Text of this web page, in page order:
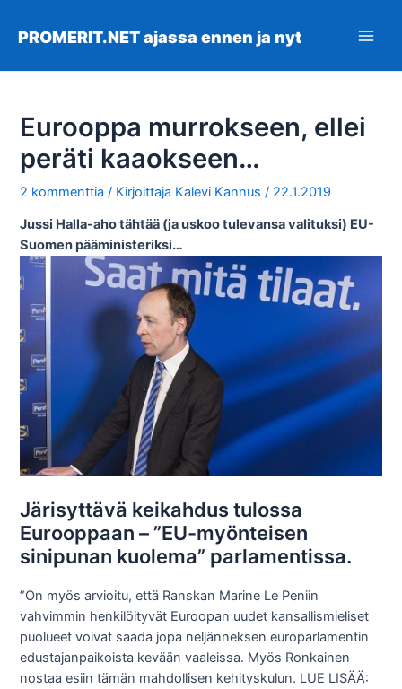
sisältöön
PROMERIT.NET ajassa ennen ja nyt
Eurooppa murrokseen, ellei
peräti kaaokseen…
2 kommenttia / Kirjoittaja Kalevi Kannus/ 22.1.2019
Jussi Halla-aho tähtää (ja uskoo tulevansa valituksi) EU-
Suomen pääministeriksi…
Järisyttävä keikahdus tulossa
Eurooppaan – ”EU-myönteisen
sinipunan kuolema” parlamentissa.
”On myös arvioitu, että Ranskan Marine Le Peniin
vahvimmin henkilöityvät Euroopan uudet kansallismieliset
puolueet voivat saada jopa neljänneksen europarlamentin
edustajanpaikoista kevään vaaleissa. Myös Ronkainen
nostaa esiin tämän mahdollisen kehityskulun. LUE LISÄÄ: